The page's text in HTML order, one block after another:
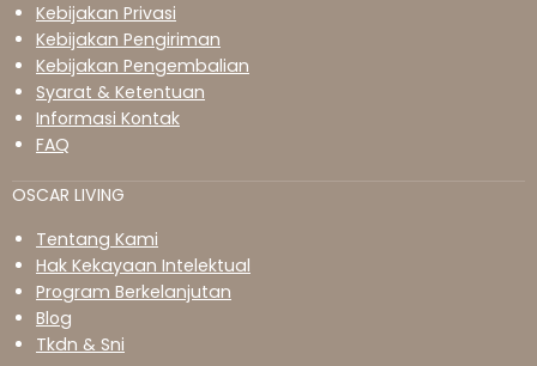
Kebijakan Privasi
Kebijakan Pengiriman
Kebijakan Pengembalian
Syarat & Ketentuan
Informasi Kontak
FAQ
OSCAR LIVING
Tentang Kami
Hak Kekayaan Intelektual
Program Berkelanjutan
Blog
Tkdn & Sni